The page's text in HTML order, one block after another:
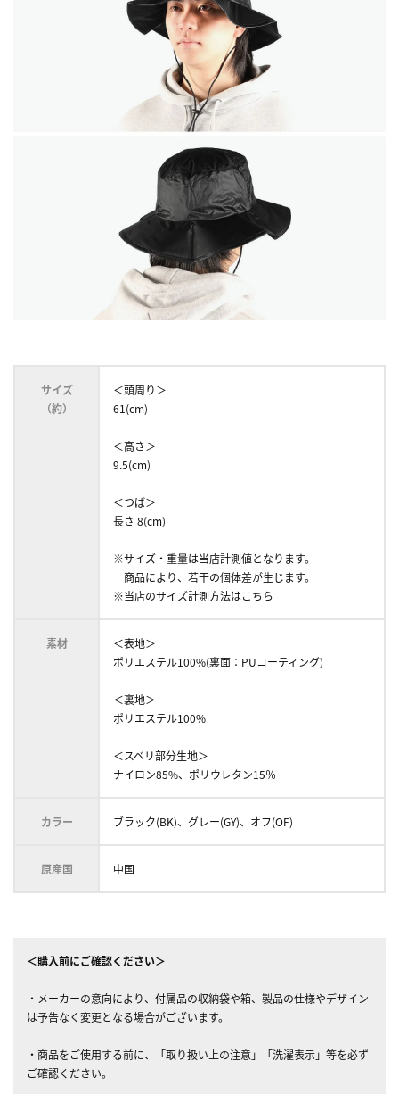
サイズ
（約）
＜頭周り＞
61(cm)
＜高さ＞
9.5(cm)
＜つば＞
長さ 8(cm)
※サイズ・重量は当店計測値となります。
商品により、若干の個体差が生じます。
※当店のサイズ計測方法はこちら
素材
＜表地＞
ポリエステル100%(裏面：PUコーティング)
＜裏地＞
ポリエステル100%
＜スベリ部分生地＞
ナイロン85%、ポリウレタン15％
カラー ブラック(BK)、グレー(GY)、オフ(OF)
原産国 中国
＜購入前にご確認ください＞
・メーカーの意向により、付属品の収納袋や箱、製品の仕様やデザイン
は予告なく変更となる場合がございます。
・商品をご使用する前に、「取り扱い上の注意」「洗濯表示」等を必ず
ご確認ください。